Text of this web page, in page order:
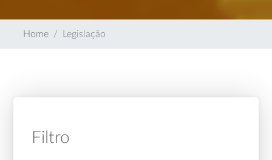
Home Legislação
Filtro